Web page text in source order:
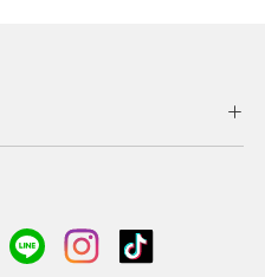
東アジア 韓国
クリスマス